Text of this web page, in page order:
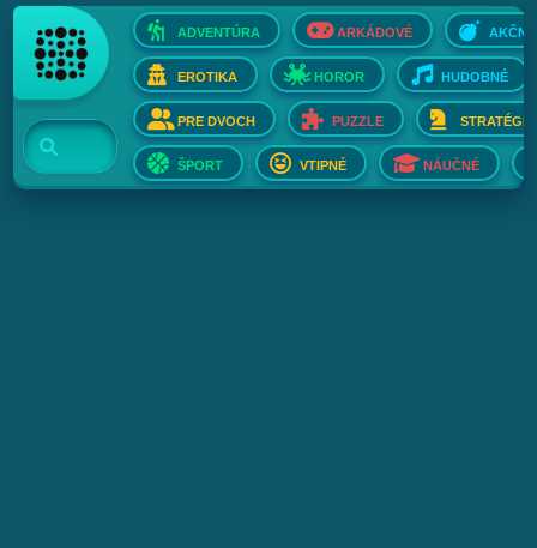
ADVENTÚRA ARKÁDOVÉ AKČNÉ
EROTIKA HOROR HUDOBNÉ
PRE DVOCH PUZZLE STRATÉGIE
ŠPORT VTIPNÉ NÁUČNÉ